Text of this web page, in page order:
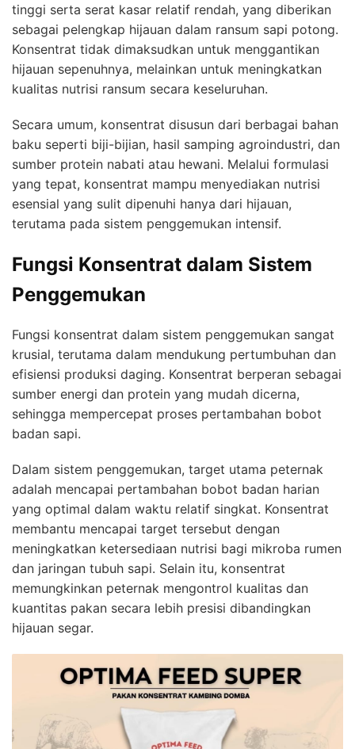
tinggi serta serat kasar relatif rendah, yang diberikan
sebagai pelengkap hijauan dalam ransum sapi potong.
Konsentrat tidak dimaksudkan untuk menggantikan
hijauan sepenuhnya, melainkan untuk meningkatkan
kualitas nutrisi ransum secara keseluruhan.
Secara umum, konsentrat disusun dari berbagai bahan
baku seperti biji-bijian, hasil samping agroindustri, dan
sumber protein nabati atau hewani. Melalui formulasi
yang tepat, konsentrat mampu menyediakan nutrisi
esensial yang sulit dipenuhi hanya dari hijauan,
terutama pada sistem penggemukan intensif.
Fungsi Konsentrat dalam Sistem
Penggemukan
Fungsi konsentrat dalam sistem penggemukan sangat
krusial, terutama dalam mendukung pertumbuhan dan
efisiensi produksi daging. Konsentrat berperan sebagai
sumber energi dan protein yang mudah dicerna,
sehingga mempercepat proses pertambahan bobot
badan sapi.
Dalam sistem penggemukan, target utama peternak
adalah mencapai pertambahan bobot badan harian
yang optimal dalam waktu relatif singkat. Konsentrat
membantu mencapai target tersebut dengan
meningkatkan ketersediaan nutrisi bagi mikroba rumen
dan jaringan tubuh sapi. Selain itu, konsentrat
memungkinkan peternak mengontrol kualitas dan
kuantitas pakan secara lebih presisi dibandingkan
hijauan segar.